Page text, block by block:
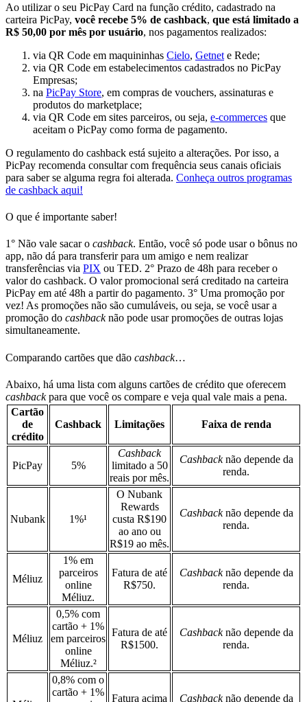
Ao utilizar o seu PicPay Card na função crédito, cadastrado na
carteira PicPay, você recebe 5% de cashback, que está limitado a
R$ 50,00 por mês por usuário, nos pagamentos realizados:
via QR Code em maquininhas Cielo, Getnet e Rede;
via QR Code em estabelecimentos cadastrados no PicPay
Empresas;
na PicPay Store, em compras de vouchers, assinaturas e
produtos do marketplace;
via QR Code em sites parceiros, ou seja, e-commerces que
aceitam o PicPay como forma de pagamento.
O regulamento do cashback está sujeito a alterações. Por isso, a
PicPay recomenda consultar com frequência seus canais oficiais
para saber se alguma regra foi alterada. Conheça outros programas
de cashback aqui!
O que é importante saber!
1° Não vale sacar o cashback. Então, você só pode usar o bônus no
app, não dá para transferir para um amigo e nem realizar
transferências via PIX ou TED. 2° Prazo de 48h para receber o
valor do cashback. O valor promocional será creditado na carteira
PicPay em até 48h a partir do pagamento. 3° Uma promoção por
vez! As promoções não são cumuláveis, ou seja, se você usar a
promoção do cashbacknão pode usar promoções de outras lojas
simultaneamente.
Comparando cartões que dão cashback…
Abaixo, há uma lista com alguns cartões de crédito que oferecem
cashbackpara que você os compare e veja qual vale mais a pena.
Cartão
de
crédito
Cashback Limitações Faixa de renda
PicPay 5%
Cashback
limitado a 50
reais por mês.
Cashbacknão depende da
renda.
Nubank 1%¹
O Nubank
Rewards
custa R$190
ao ano ou
R$19 ao mês.
Cashbacknão depende da
renda.
Méliuz
1% em
parceiros
online
Méliuz.
Fatura de até
R$750.
Cashbacknão depende da
renda.
Méliuz
0,5% com
cartão + 1%
em parceiros
online
Méliuz.²
Fatura de até
R$1500.
Cashbacknão depende da
renda.
0,8% com o
cartão + 1%
Fatura acima Cashbacknão depende da